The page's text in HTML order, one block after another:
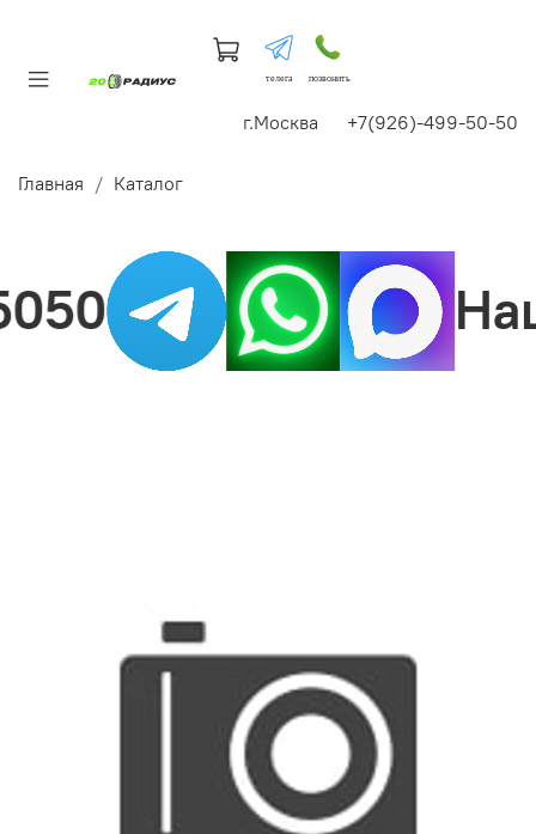
телега позвонить
г.Москва +7(926)-499-50-50
Главная Каталог